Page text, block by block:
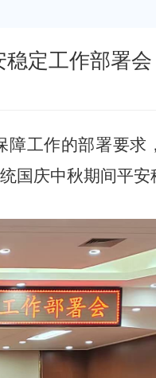
定工作部署会
障工作的部署要求
国庆中秋期间平安